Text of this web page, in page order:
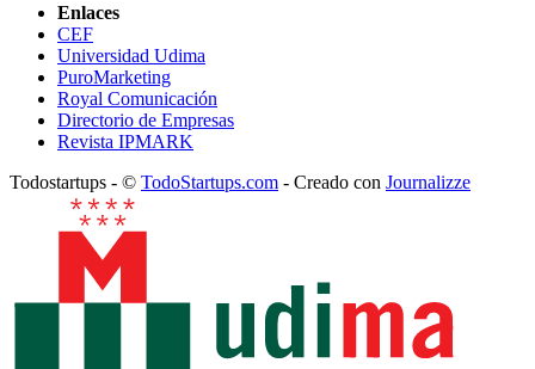
Enlaces
CEF
Universidad Udima
PuroMarketing
Royal Comunicación
Directorio de Empresas
Revista IPMARK
Todostartups - © TodoStartups.com - Creado con Journalizze